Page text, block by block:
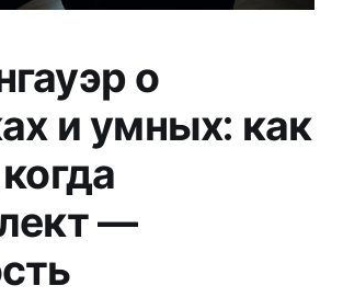
о
и умных: как
—